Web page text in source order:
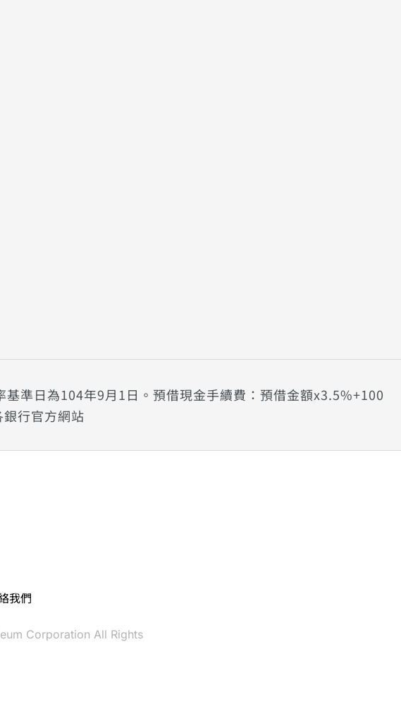
準日為104年9月1日。預借現金手續費：預借金額x3.5%+100
行官方網站
我們
Corporation All Rights